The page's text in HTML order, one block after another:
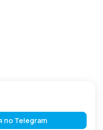
по Telegram